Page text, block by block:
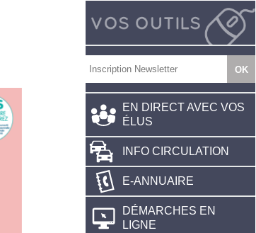
EN DIRECT AVEC VOS
ÉLUS
INFO CIRCULATION
E-ANNUAIRE
DÉMARCHES EN
LIGNE